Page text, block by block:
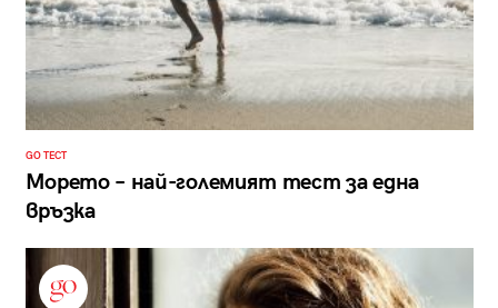
GO ТЕСТ
Морето – най-големият тест за една
връзка